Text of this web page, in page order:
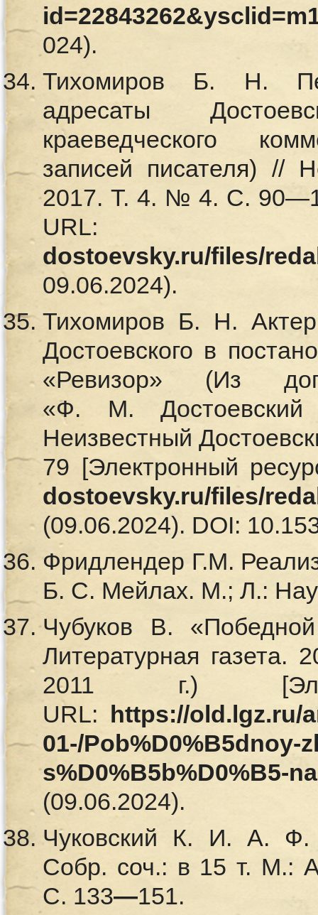
024).
Тихомиров Б. Н.
адресаты
краеведческого
записей писателя) //
2017. Т. 4. № 4. С.
dostoevsky.ru/files/
09.06.2024).
Тихомиров Б. Н.
Достоевского в
«Ревизор» (Из
«Ф. М.
Неизвестный
79 [Электронный
dostoevsky.ru/files/
(09.06.2024). DOI:
Фридлендер Г.М.
Б. С. Мейлах. М.; Л.:
Чубуков В.
Литературная
2011 г.)
URL: https://old.lgz.ru/
01-/Pob%D0%B5dnoy-
s%D0%B5b%D0%B5-
(09.06.2024).
Чуковский К. И. А.
Собр. соч.: в 15 т. М.:
С. 133—151.